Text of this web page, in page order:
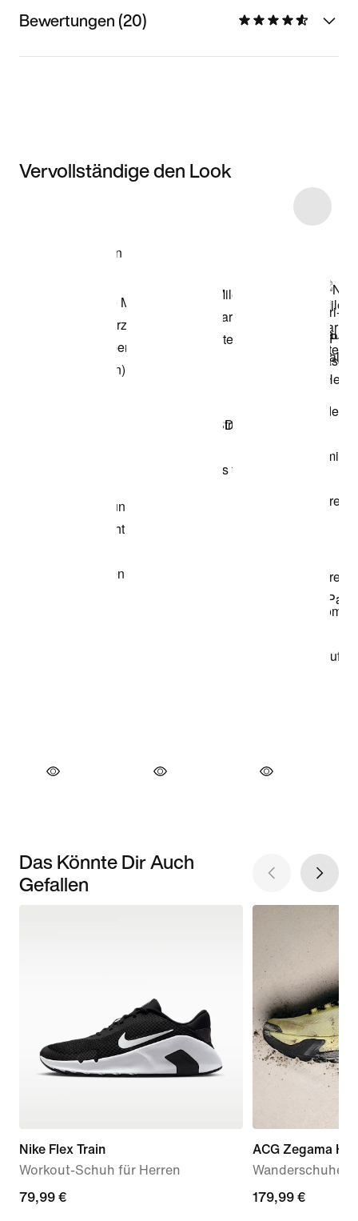
Bewertungen (20)
Vervollständige den Look
Modell anzeigen
Das Könnte Dir Auch
Gefallen
Nike Flex Train
Workout-Schuh für Herren
79,99 €
79,99 €
ACG Zegama
Wanderschuhe
179,99 €
179,99 €